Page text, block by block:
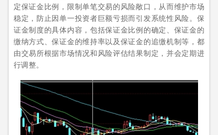
定保证金比例，限制单笔交易的风险敞口，从而维护市场
稳定，防止因单一投资者巨额亏损而引发系统性风险。保
证金制度的具体内容，包括保证金比例的确定、保证金的
缴纳方式、保证金的维持率以及保证金的追缴机制等，都
由交易所根据市场情况和风险评估结果制定，并会定期进
行调整。